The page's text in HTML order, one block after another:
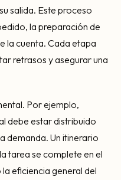
salida. Este proceso
la preparación de
la cuenta. Cada etapa
retrasos y asegurar una
Por ejemplo,
debe estar distribuido
demanda. Un itinerario
tarea se complete en el
eficiencia general del